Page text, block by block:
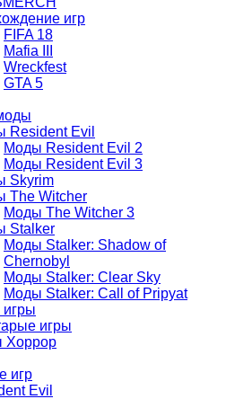
игр
FIFA 18
Mafia III
Wreckfest
GTA 5
Resident Evil
Моды Resident Evil 2
Моды Resident Evil 3
Skyrim
The Witcher
Моды The Witcher 3
Stalker
Моды Stalker: Shadow of
Chernobyl
Моды Stalker: Clear Sky
Моды Stalker: Call of Pripyat
игры
Хоррор
игр
Evil